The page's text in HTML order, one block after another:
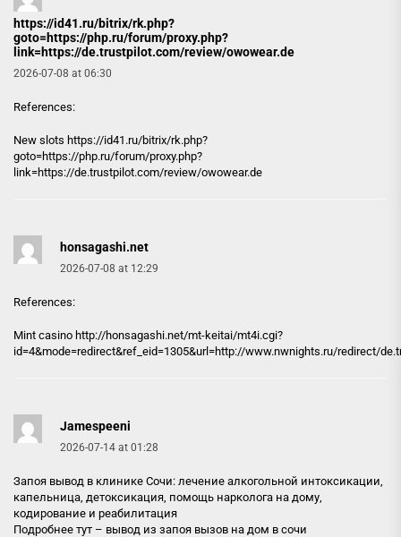
https://id41.ru/bitrix/rk.php?
goto=https://php.ru/forum/proxy.php?
link=https://de.trustpilot.com/review/owowear.de
2026-07-08 at 06:30
References:
New slots https://id41.ru/bitrix/rk.php?
goto=https://php.ru/forum/proxy.php?
link=https://de.trustpilot.com/review/owowear.de
honsagashi.net
2026-07-08 at 12:29
References:
Mint casino http://honsagashi.net/mt-keitai/mt4i.cgi?
id=4&mode=redirect&ref_eid=1305&url=http://www.nwnights.ru/redirect/
Jamespeeni
2026-07-14 at 01:28
Запоя вывод в клинике Сочи: лечение алкогольной интоксикации,
капельница, детоксикация, помощь нарколога на дому,
кодирование и реабилитация
Подробнее тут – вывод из запоя вызов на дом в сочи